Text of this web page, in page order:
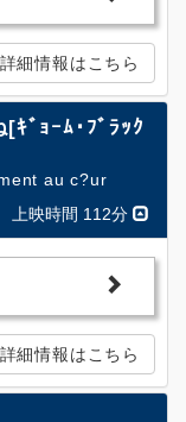
詳細情報はこちら
[ｷﾞｮｰﾑ･ﾌﾞﾗｯｸ
au c?ur
上映時間 112分
詳細情報はこちら